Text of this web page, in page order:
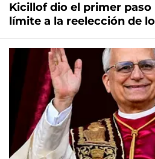
Kicillof dio el primer paso
límite a la reelección de